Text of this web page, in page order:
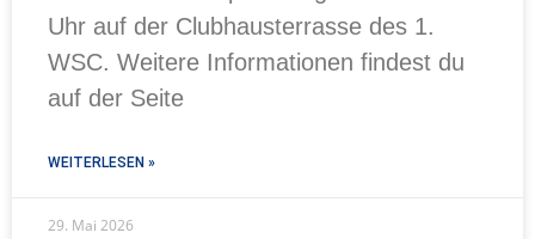
Uhr auf der Clubhausterrasse des 1.
WSC. Weitere Informationen findest du
auf der Seite
WEITERLESEN »
29. Mai 2026